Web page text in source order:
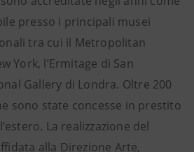
presso i principali musei
tra cui il Metropolitan
York, l’Ermitage di San
Gallery di Londra. Oltre 200
sono state concesse in prestito
La realizzazione del
alla Direzione Arte,